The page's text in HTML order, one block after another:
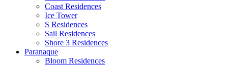
Coast Residences
Ice Tower
S Residences
Sail Residences
Shore 3 Residences
Paranaque
Bloom Residences